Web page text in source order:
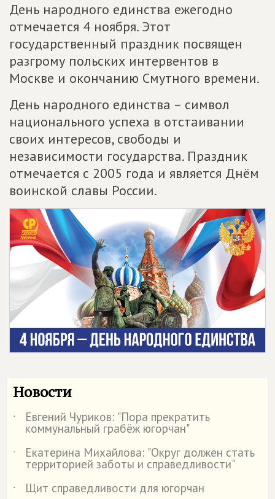
День народного единства ежегодно
отмечается 4 ноября. Этот
государственный праздник посвящен
разгрому польских интервентов в
Москве и окончанию Смутного времени.
День народного единства – символ
национального успеха в отстаивании
своих интересов, свободы и
независимости государства. Праздник
отмечается с 2005 года и является Днём
воинской славы России.
Новости
˙ Евгений Чуриков: "Пора прекратить
коммунальный грабёж югорчан"
˙
Екатерина Михайлова: "Округ должен стать
территорией заботы и справедливости"
˙
Щит справедливости для югорчан